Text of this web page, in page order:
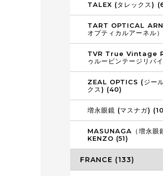
TALEX (タレックス)
TART OPTICAL
オプティカルアーネル
TVR True Vintage
ゥルービンテージリバ
ZEAL OPTICS (ジー
クス) (40)
増永眼鏡 (マスナガ)
MASUNAGA（増永眼
KENZO (51)
FRANCE (133)